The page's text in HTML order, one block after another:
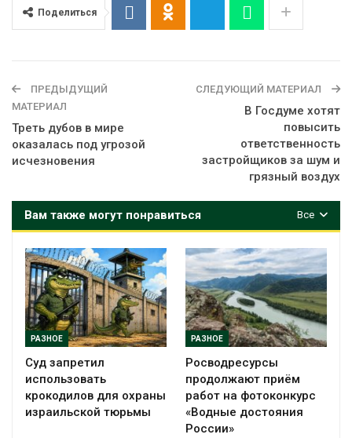
Поделиться
ПРЕДЫДУЩИЙ
МАТЕРИАЛ
Треть дубов в мире
оказалась под угрозой
исчезновения
СЛЕДУЮЩИЙ МАТЕРИАЛ
В Госдуме хотят
повысить
ответственность
застройщиков за шум и
грязный воздух
Все
Вам также могут понравиться
РАЗНОЕ
Суд запретил
использовать
крокодилов для охраны
израильской тюрьмы
РАЗНОЕ
Росводресурсы
продолжают приём
работ на фотоконкурс
«Водные достояния
России»